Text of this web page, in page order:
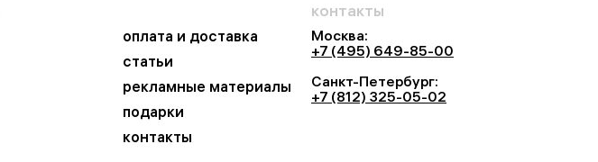
оплата и доставка
статьи
рекламные материалы
подарки
контакты
контакты
Москва:
+7 (495) 649-85-00
Санкт-Петербург:
+7 (812) 325-05-02